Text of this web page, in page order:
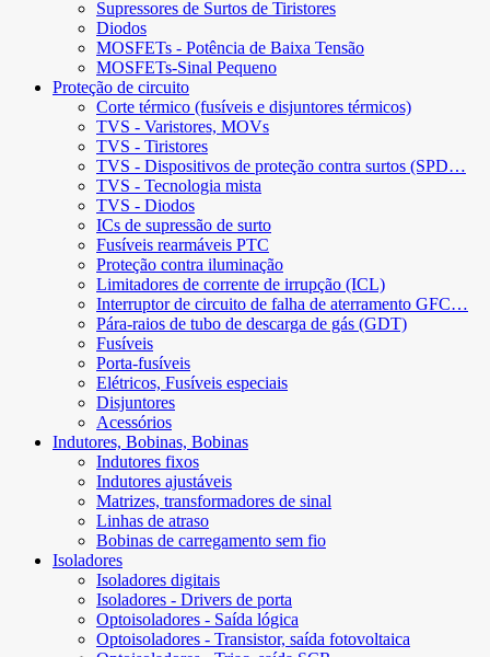
Supressores de Surtos de Tiristores
Diodos
MOSFETs - Potência de Baixa Tensão
MOSFETs-Sinal Pequeno
Proteção de circuito
Corte térmico (fusíveis e disjuntores térmicos)
TVS - Varistores, MOVs
TVS - Tiristores
TVS - Dispositivos de proteção contra surtos (SPD…
TVS - Tecnologia mista
TVS - Diodos
ICs de supressão de surto
Fusíveis rearmáveis ​​PTC
Proteção contra iluminação
Limitadores de corrente de irrupção (ICL)
Interruptor de circuito de falha de aterramento GFC…
Pára-raios de tubo de descarga de gás (GDT)
Fusíveis
Porta-fusíveis
Elétricos, Fusíveis especiais
Disjuntores
Acessórios
Indutores, Bobinas, Bobinas
Indutores fixos
Indutores ajustáveis
Matrizes, transformadores de sinal
Linhas de atraso
Bobinas de carregamento sem fio
Isoladores
Isoladores digitais
Isoladores - Drivers de porta
Optoisoladores - Saída lógica
Optoisoladores - Transistor, saída fotovoltaica